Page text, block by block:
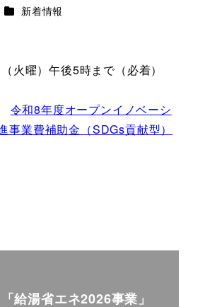
カテゴリー
新着情報
火曜）午後5時まで（必着）
令和8年度オープンイノベーシ
事業費補助金（SDGs貢献型）
「給湯省エネ2026事業」